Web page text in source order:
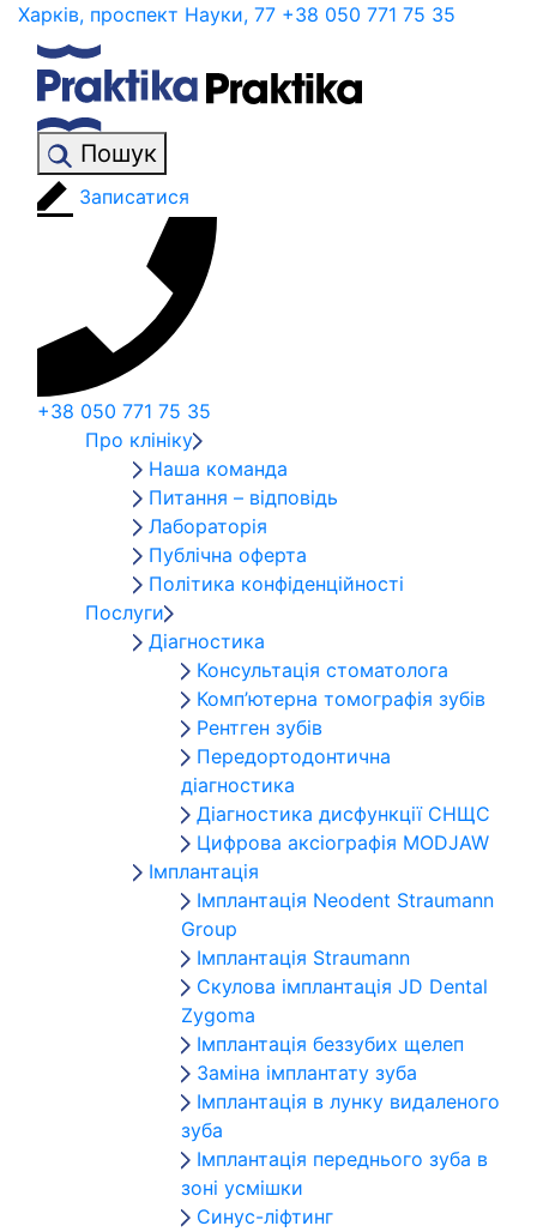
Харків, проспект Науки, 77 +38 050 771 75 35
Пошук
Записатися
+38 050 771 75 35
Про клініку
Наша команда
Питання – відповідь
Лабораторія
Публічна оферта
Політика конфіденційності
Послуги
Діагностика
Консультація стоматолога
Комп’ютерна томографія зубів
Рентген зубів
Передортодонтична
діагностика
Діагностика дисфункції СНЩС
Цифрова аксіографія MODJAW
Імплантація
Імплантація Neodent Straumann
Group
Імплантація Straumann
Скулова імплантація JD Dental
Zygoma
Імплантація беззубих щелеп
Заміна імплантату зуба
Імплантація в лунку видаленого
зуба
Імплантація переднього зуба в
зоні усмішки
Синус-ліфтинг